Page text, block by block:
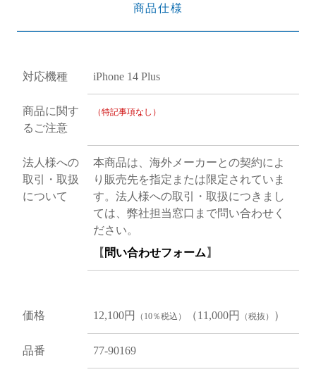
商品仕様
対応機種 iPhone 14 Plus
商品に関す
るご注意
（特記事項なし）
法人様への
取引・取扱
について
本商品は、海外メーカーとの契約によ
り販売先を指定または限定されていま
す。法人様への取引・取扱につきまし
ては、弊社担当窓口まで問い合わせく
ださい。
【 問い合わせフォーム 】
価格 12,100円 （10％税込） （11,000円 （税抜） ）
品番 77-90169